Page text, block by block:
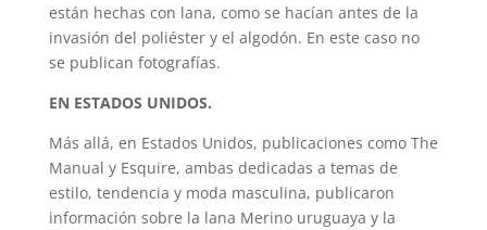
están hechas con lana, como se hacían antes de la
invasión del poliéster y el algodón. En este caso no
se publican fotografías.
EN ESTADOS UNIDOS.
Más allá, en Estados Unidos, publicaciones como The
Manual y Esquire, ambas dedicadas a temas de
estilo, tendencia y moda masculina, publicaron
información sobre la lana Merino uruguaya y la